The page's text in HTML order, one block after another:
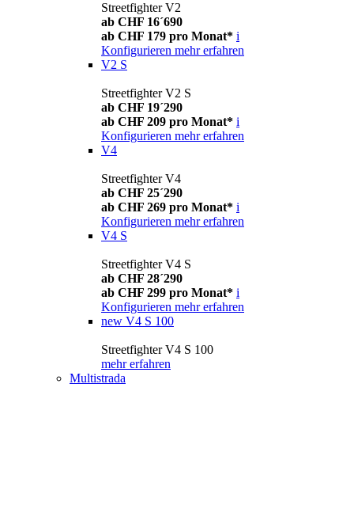
Streetfighter V2
ab CHF 16´690
ab CHF 179 pro Monat* i
Konfigurieren mehr erfahren
V2 S
Streetfighter V2 S
ab CHF 19´290
ab CHF 209 pro Monat* i
Konfigurieren mehr erfahren
V4
Streetfighter V4
ab CHF 25´290
ab CHF 269 pro Monat* i
Konfigurieren mehr erfahren
V4 S
Streetfighter V4 S
ab CHF 28´290
ab CHF 299 pro Monat* i
Konfigurieren mehr erfahren
new V4 S 100
Streetfighter V4 S 100
mehr erfahren
Multistrada